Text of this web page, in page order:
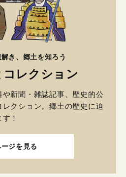
き、郷土を知ろう
レクション
新聞・雑誌記事、歴史的公
クション。郷土の歴史に迫
！
ジを見る